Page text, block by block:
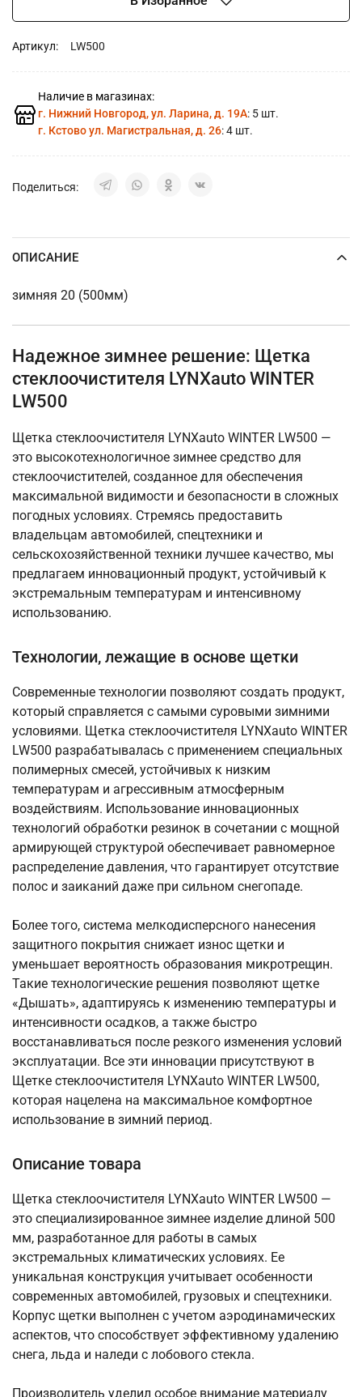
Артикул: LW500
Наличие в магазинах:
г. Нижний Новгород, ул. Ларина, д. 19А: 5 шт.
г. Кстово ул. Магистральная, д. 26: 4 шт.
Поделиться:
ОПИСАНИЕ
зимняя 20 (500мм)
Надежное зимнее решение: Щетка
стеклоочистителя LYNXauto WINTER
LW500
Щетка стеклоочистителя LYNXauto WINTER LW500 —
это высокотехнологичное зимнее средство для
стеклоочистителей, созданное для обеспечения
максимальной видимости и безопасности в сложных
погодных условиях. Стремясь предоставить
владельцам автомобилей, спецтехники и
сельскохозяйственной техники лучшее качество, мы
предлагаем инновационный продукт, устойчивый к
экстремальным температурам и интенсивному
использованию.
Технологии, лежащие в основе щетки
Современные технологии позволяют создать продукт,
который справляется с самыми суровыми зимними
условиями. Щетка стеклоочистителя LYNXauto WINTER
LW500 разрабатывалась с применением специальных
полимерных смесей, устойчивых к низким
температурам и агрессивным атмосферным
воздействиям. Использование инновационных
технологий обработки резинок в сочетании с мощной
армирующей структурой обеспечивает равномерное
распределение давления, что гарантирует отсутствие
полос и заиканий даже при сильном снегопаде.
Более того, система мелкодисперсного нанесения
защитного покрытия снижает износ щетки и
уменьшает вероятность образования микротрещин.
Такие технологические решения позволяют щетке
«Дышать», адаптируясь к изменению температуры и
интенсивности осадков, а также быстро
восстанавливаться после резкого изменения условий
эксплуатации. Все эти инновации присутствуют в
Щетке стеклоочистителя LYNXauto WINTER LW500,
которая нацелена на максимальное комфортное
использование в зимний период.
Описание товара
Щетка стеклоочистителя LYNXauto WINTER LW500 —
это специализированное зимнее изделие длиной 500
мм, разработанное для работы в самых
экстремальных климатических условиях. Ее
уникальная конструкция учитывает особенности
современных автомобилей, грузовых и спецтехники.
Корпус щетки выполнен с учетом аэродинамических
аспектов, что способствует эффективному удалению
снега, льда и наледи с лобового стекла.
Производитель уделил особое внимание материалу